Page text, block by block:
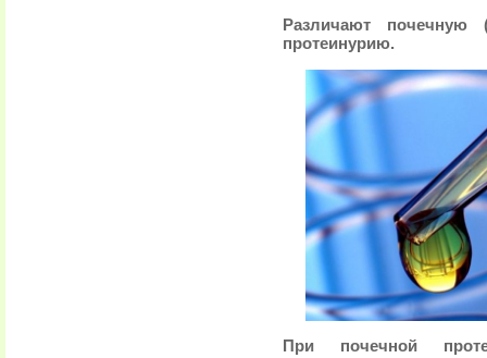
Различают почечную
протеинурию.
При почечной